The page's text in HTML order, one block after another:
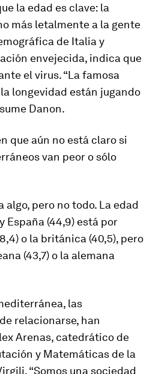
la edad es clave: la
más letalmente a la gente
de Italia y
envejecida, indica que
el virus. “La famosa
longevidad están jugando
Danon.
que aún no está claro si
van peor o sólo
pero no todo. La edad
España (44,9) está por
o la británica (40,5), pero
(43,7) o la alemana
las
relacionarse, han
Arenas, catedrático de
y Matemáticas de la
“Somos una sociedad